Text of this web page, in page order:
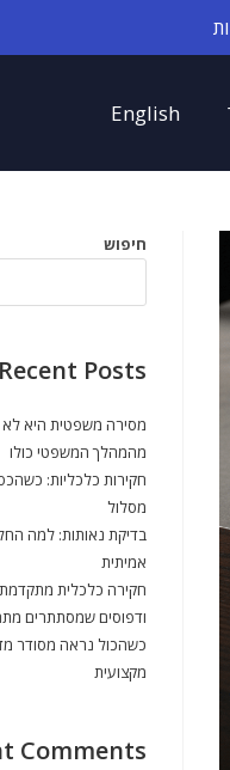
English
חיפוש
Recent Posts
מסירה משפטית היא
מהמהלך המשפטי כולו
חקירות כלכליות:
מסלול
בדיקת נאותות: למה
אמיתית
חקירה כלכלית
ודפוסים שמסתתרים
כשהכול נראה מסודר
מקצועית
Comments